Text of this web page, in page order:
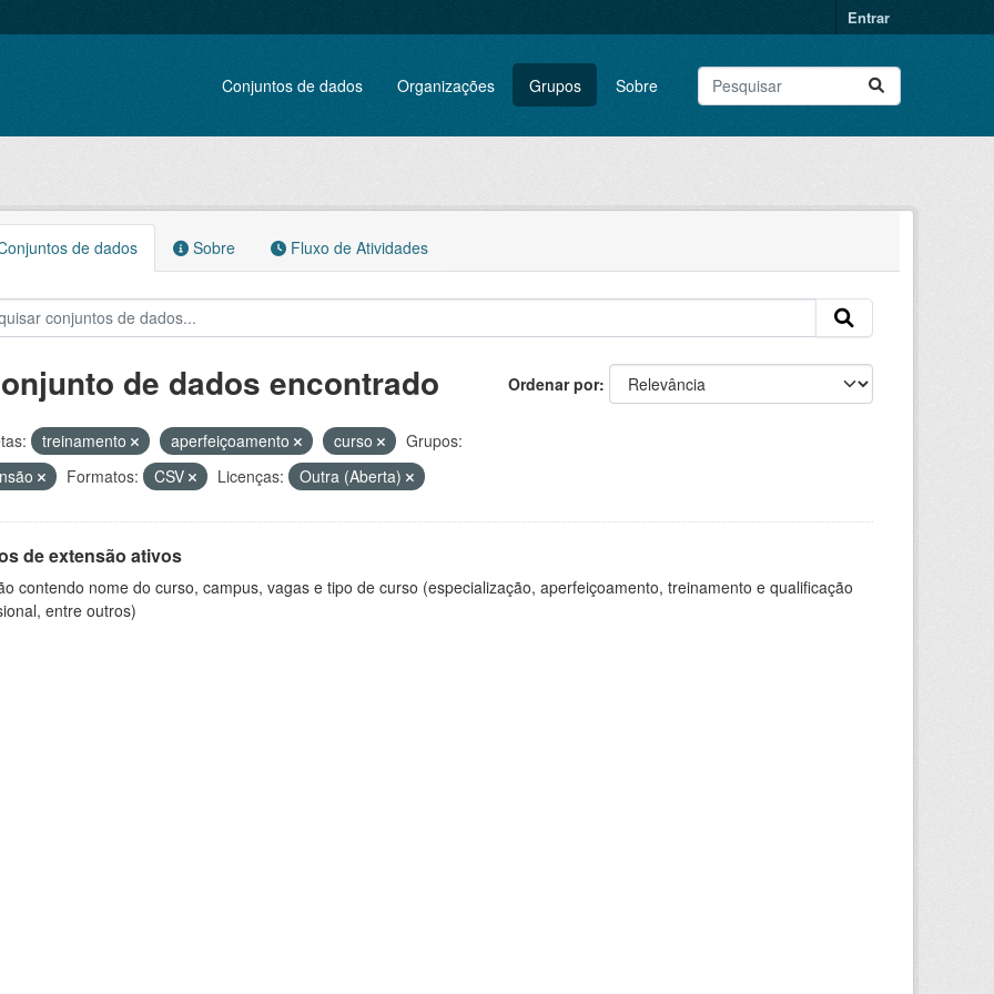
Entrar
Conjuntos de dados Organizações Grupos Sobre
de dados Sobre Fluxo de Atividades
Ordenar por
de dados encontrado
treinamento aperfeiçoamento curso
Grupos:
Formatos: CSV Licenças: Outra (Aberta)
de extensão ativos
contendo nome do curso, campus, vagas e tipo de curso (especialização, aperfeiçoamento, treinamento e qualificação
entre outros)